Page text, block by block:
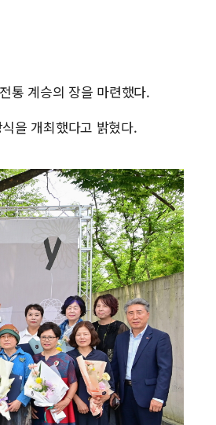
통 계승의 장을 마련했다.
을 개최했다고 밝혔다.